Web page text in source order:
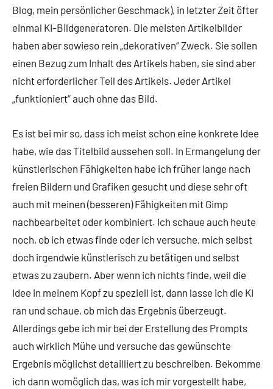
Blog, mein persönlicher Geschmack), in letzter Zeit öfter
einmal KI-Bildgeneratoren. Die meisten Artikelbilder
haben aber sowieso rein „dekorativen“ Zweck. Sie sollen
einen Bezug zum Inhalt des Artikels haben, sie sind aber
nicht erforderlicher Teil des Artikels. Jeder Artikel
„funktioniert“ auch ohne das Bild.
Es ist bei mir so, dass ich meist schon eine konkrete Idee
habe, wie das Titelbild aussehen soll. In Ermangelung der
künstlerischen Fähigkeiten habe ich früher lange nach
freien Bildern und Grafiken gesucht und diese sehr oft
auch mit meinen (besseren) Fähigkeiten mit Gimp
nachbearbeitet oder kombiniert. Ich schaue auch heute
noch, ob ich etwas finde oder ich versuche, mich selbst
doch irgendwie künstlerisch zu betätigen und selbst
etwas zu zaubern. Aber wenn ich nichts finde, weil die
Idee in meinem Kopf zu speziell ist, dann lasse ich die KI
ran und schaue, ob mich das Ergebnis überzeugt.
Allerdings gebe ich mir bei der Erstellung des Prompts
auch wirklich Mühe und versuche das gewünschte
Ergebnis möglichst detailliert zu beschreiben. Bekomme
ich dann womöglich das, was ich mir vorgestellt habe,